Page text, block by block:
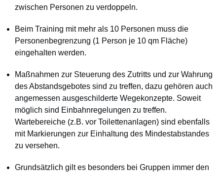
zwischen Personen zu verdoppeln.
Beim Training mit mehr als 10 Personen muss die
Personenbegrenzung (1 Person je 10 qm Fläche)
eingehalten werden.
Maßnahmen zur Steuerung des Zutritts und zur Wahrung
des Abstandsgebotes sind zu treffen, dazu gehören auch
angemessen ausgeschilderte Wegekonzepte. Soweit
möglich sind Einbahnregelungen zu treffen.
Wartebereiche (z.B. vor Toilettenanlagen) sind ebenfalls
mit Markierungen zur Einhaltung des Mindestabstandes
zu versehen.
Grundsätzlich gilt es besonders bei Gruppen immer den